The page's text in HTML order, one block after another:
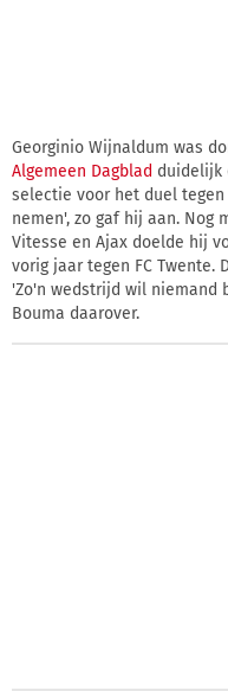
Georginio Wijnaldum was
Algemeen Dagblad duidelijk
selectie voor het duel tegen
nemen', zo gaf hij aan. Nog
Vitesse en Ajax doelde hij
vorig jaar tegen FC
'Zo'n wedstrijd wil niemand
Bouma daarover.